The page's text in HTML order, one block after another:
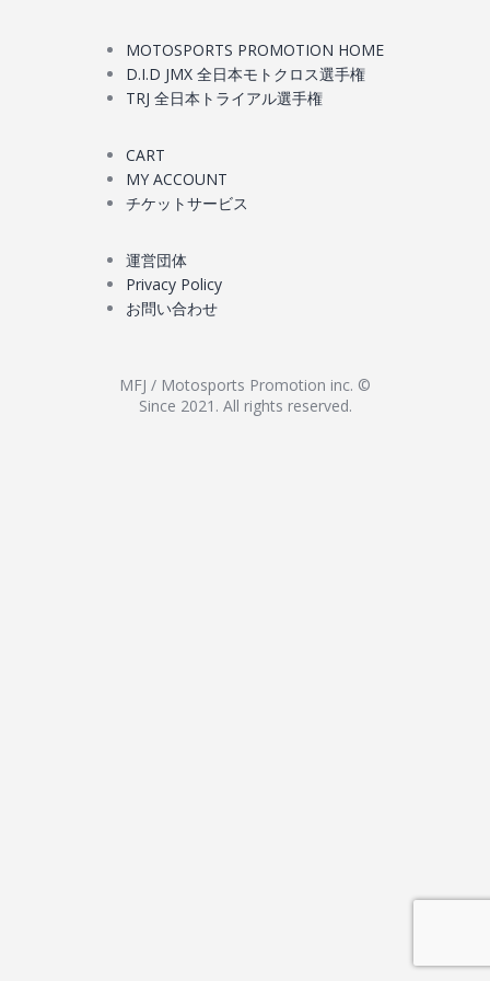
MOTOSPORTS PROMOTION HOME
D.I.D JMX 全日本モトクロス選手権
TRJ 全日本トライアル選手権
CART
MY ACCOUNT
チケットサービス
運営団体
Privacy Policy
お問い合わせ
MFJ / Motosports Promotion inc. ©
Since 2021. All rights reserved.